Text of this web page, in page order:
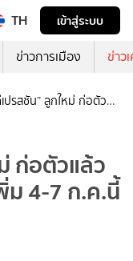
TH
เข้าสู่ระบบ
ข่าวการเมือง ข่าว
ปรสชัน” ลูกใหม่ ก่อตัว
ก่อตัวแล้ว
ม 4-7 ก.ค.นี้